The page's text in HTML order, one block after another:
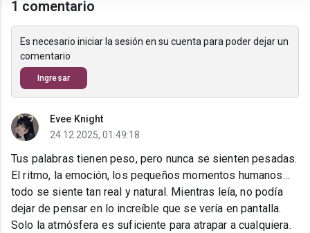
1 comentario
Es necesario iniciar la sesión en su cuenta para poder dejar un
comentario
Ingresar
Evee Knight
24.12.2025, 01:49:18
Tus palabras tienen peso, pero nunca se sienten pesadas.
El ritmo, la emoción, los pequeños momentos humanos…
todo se siente tan real y natural. Mientras leía, no podía
dejar de pensar en lo increíble que se vería en pantalla.
Solo la atmósfera es suficiente para atrapar a cualquiera.